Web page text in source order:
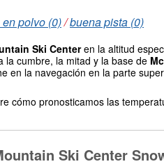
polvo (0)/buena pista (0)
Ski Centeren la altitud
la cumbre, la mitad y la base de
en la navegación en la parte
cómo pronosticamos las